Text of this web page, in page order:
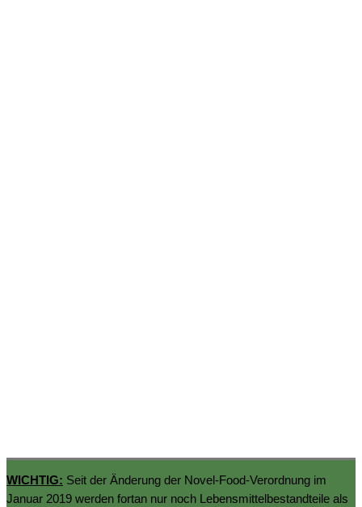
WICHTIG: Seit der Änderung der Novel-Food-Verordnung im
Januar 2019 werden fortan nur noch Lebensmittelbestandteile als